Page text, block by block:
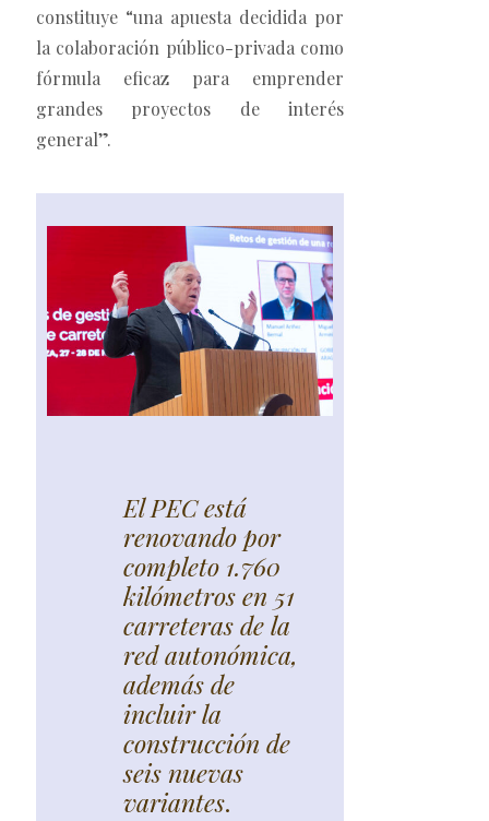
constituye “una apuesta decidida por
la colaboración público-privada como
fórmula eficaz para emprender
grandes proyectos de interés
general”.
El PEC está
renovando por
completo 1.760
kilómetros en 51
carreteras de la
red autonómica,
además de
incluir la
construcción de
seis nuevas
variantes.